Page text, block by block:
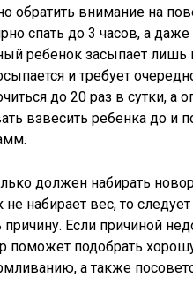
обратить внимание на
спать до 3 часов, а даже
ребенок засыпает
и требует
до 20 раз в сутки, а
взвесить ребенка до и
должен набирать
набирает вес, то следует
Если причиной
поможет подобрать
а также